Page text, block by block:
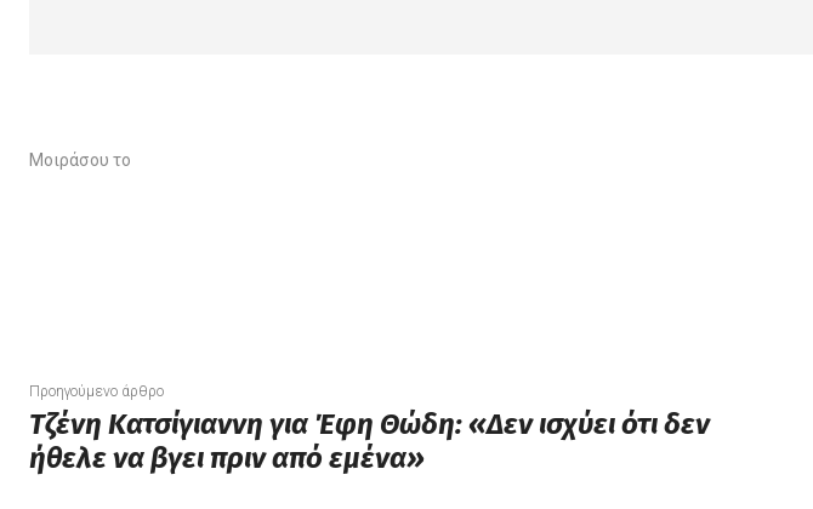
Μοιράσου το
Προηγούμενο άρθρο
Τζένη Κατσίγιαννη για Έφη Θώδη: «Δεν ισχύει ότι δεν
ήθελε να βγει πριν από εμένα»